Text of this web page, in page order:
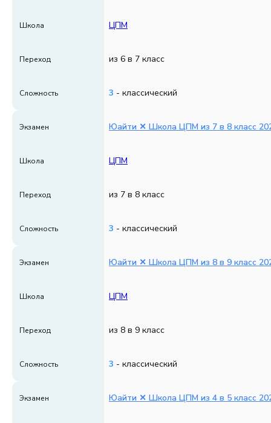
Школа ЦПМ
Переход из 6 в 7 класс
Сложность 3 - классический
Экзамен Юайти ✕ Школа ЦПМ из 7 в 8 класс
Школа ЦПМ
Переход из 7 в 8 класс
Сложность 3 - классический
Экзамен Юайти ✕ Школа ЦПМ из 8 в 9 класс
Школа ЦПМ
Переход из 8 в 9 класс
Сложность 3 - классический
Экзамен Юайти ✕ Школа ЦПМ из 4 в 5 класс